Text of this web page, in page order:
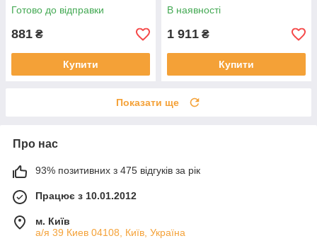
Готово до відправки
881 ₴
Купити
В наявності
1 911 ₴
Купити
Показати ще
Про нас
93% позитивних з 475 відгуків за рік
Працює з 10.01.2012
м. Київ
а/я 39 Киев 04108, Київ, Україна